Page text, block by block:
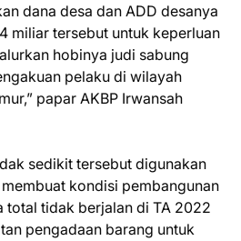
dana desa dan ADD desanya
miliar tersebut untuk keperluan
hobinya judi sabung
pelaku di wilayah
papar AKBP Irwansah
sedikit tersebut digunakan
kondisi pembangunan
total tidak berjalan di TA 2022
pengadaan barang untuk